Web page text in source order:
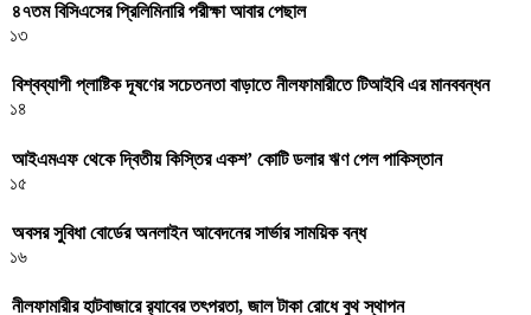
৪৭তম বিসিএসের প্রিলিমিনারি পরীক্ষা আবার পেছাল
১৩
বিশ্বব্যাপী প্লাষ্টিক দূষণের সচেতনতা বাড়াতে নীলফামারীতে টিআইবি এর মানববন্ধন
১৪
আইএমএফ থেকে দ্বিতীয় কিস্তির একশ’ কোটি ডলার ঋণ পেল পাকিস্তান
১৫
অবসর সুবিধা বোর্ডের অনলাইন আবেদনের সার্ভার সাময়িক বন্ধ
১৬
নীলফামারীর হাটবাজারে র‌্যাবের তৎপরতা, জাল টাকা রোধে বুথ স্থাপন